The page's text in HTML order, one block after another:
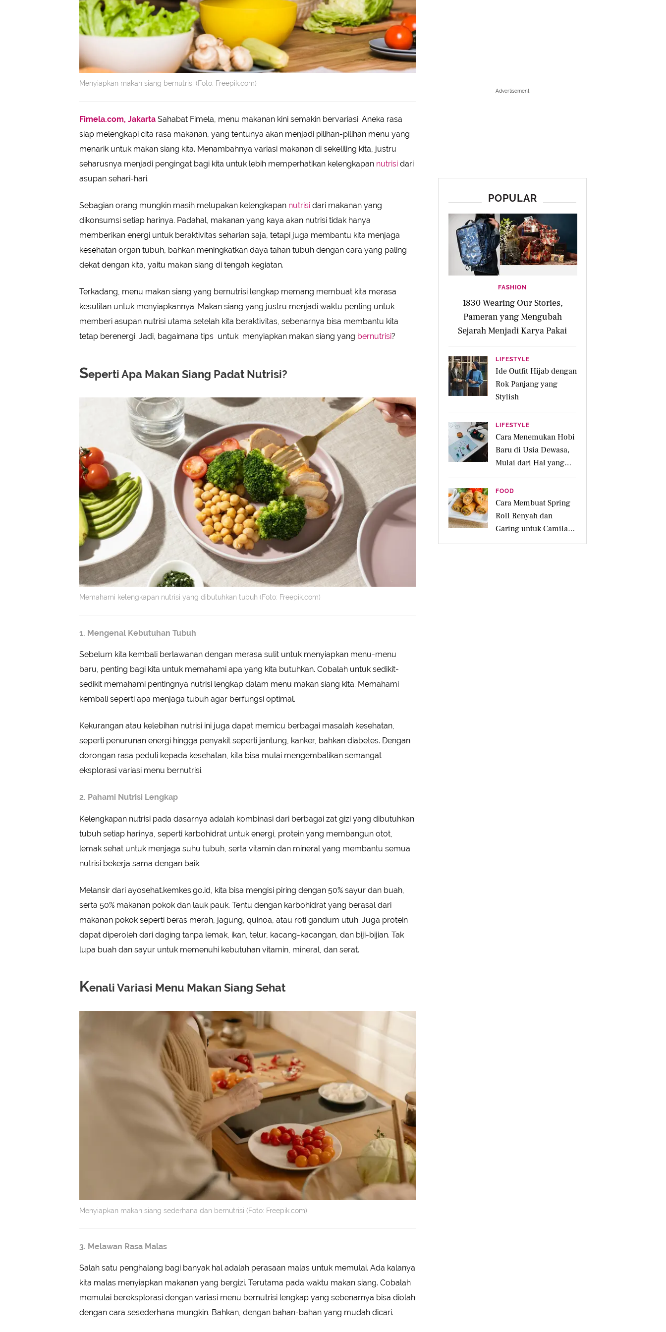
Menyiapkan makan siang bernutrisi (Foto: Freepik.com)
Fimela.com, Jakarta Sahabat Fimela, menu makanan kini semakin bervariasi. Aneka rasa
siap melengkapi cita rasa makanan, yang tentunya akan menjadi pilihan-pilihan menu yang
menarik untuk makan siang kita. Menambahnya variasi makanan di sekeliling kita, justru
seharusnya menjadi pengingat bagi kita untuk lebih memperhatikan kelengkapan nutrisi dari
asupan sehari-hari.
Sebagian orang mungkin masih melupakan kelengkapan nutrisi dari makanan yang
dikonsumsi setiap harinya. Padahal, makanan yang kaya akan nutrisi tidak hanya
memberikan energi untuk beraktivitas seharian saja, tetapi juga membantu kita menjaga
kesehatan organ tubuh, bahkan meningkatkan daya tahan tubuh dengan cara yang paling
dekat dengan kita, yaitu makan siang di tengah kegiatan.
Terkadang, menu makan siang yang bernutrisi lengkap memang membuat kita merasa
kesulitan untuk menyiapkannya. Makan siang yang justru menjadi waktu penting untuk
memberi asupan nutrisi utama setelah kita beraktivitas, sebenarnya bisa membantu kita
tetap berenergi. Jadi, bagaimana tips untuk menyiapkan makan siang yang bernutrisi?
Seperti Apa Makan Siang Padat Nutrisi?
Memahami kelengkapan nutrisi yang dibutuhkan tubuh (Foto: Freepik.com)
1. Mengenal Kebutuhan Tubuh
Sebelum kita kembali berlawanan dengan merasa sulit untuk menyiapkan menu-menu
baru, penting bagi kita untuk memahami apa yang kita butuhkan. Cobalah untuk sedikit-
sedikit memahami pentingnya nutrisi lengkap dalam menu makan siang kita. Memahami
kembali seperti apa menjaga tubuh agar berfungsi optimal.
Kekurangan atau kelebihan nutrisi ini juga dapat memicu berbagai masalah kesehatan,
seperti penurunan energi hingga penyakit seperti jantung, kanker, bahkan diabetes. Dengan
dorongan rasa peduli kepada kesehatan, kita bisa mulai mengembalikan semangat
eksplorasi variasi menu bernutrisi.
2. Pahami Nutrisi Lengkap
Kelengkapan nutrisi pada dasarnya adalah kombinasi dari berbagai zat gizi yang dibutuhkan
tubuh setiap harinya, seperti karbohidrat untuk energi, protein yang membangun otot,
lemak sehat untuk menjaga suhu tubuh, serta vitamin dan mineral yang membantu semua
nutrisi bekerja sama dengan baik.
Melansir dari ayosehat.kemkes.go.id, kita bisa mengisi piring dengan 50% sayur dan buah,
serta 50% makanan pokok dan lauk pauk. Tentu dengan karbohidrat yang berasal dari
makanan pokok seperti beras merah, jagung, quinoa, atau roti gandum utuh. Juga protein
dapat diperoleh dari daging tanpa lemak, ikan, telur, kacang-kacangan, dan biji-bijian. Tak
lupa buah dan sayur untuk memenuhi kebutuhan vitamin, mineral, dan serat.
Kenali Variasi Menu Makan Siang Sehat
Menyiapkan makan siang sederhana dan bernutrisi (Foto: Freepik.com)
3. Melawan Rasa Malas
Salah satu penghalang bagi banyak hal adalah perasaan malas untuk memulai. Ada kalanya
kita malas menyiapkan makanan yang bergizi. Terutama pada waktu makan siang. Cobalah
memulai bereksplorasi dengan variasi menu bernutrisi lengkap yang sebenarnya bisa diolah
dengan cara sesederhana mungkin. Bahkan, dengan bahan-bahan yang mudah dicari.
Advertisement
POPULAR
FASHION
1830 Wearing Our Stories,
Pameran yang Mengubah
Sejarah Menjadi Karya Pakai
LIFESTYLE
Ide Outfit Hijab dengan
Rok Panjang yang
Stylish
LIFESTYLE
Cara Menemukan Hobi
Baru di Usia Dewasa,
Mulai dari Hal yang
Disukai
FOOD
Cara Membuat Spring
Roll Renyah dan
Garing untuk Camilan
Pesta